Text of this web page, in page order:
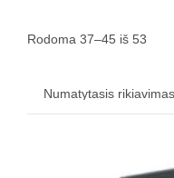
Rodoma 37–45 iš 53